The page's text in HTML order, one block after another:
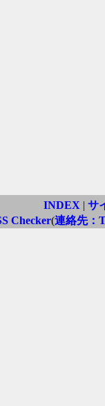
INDEX | サ
Checker(連絡先：